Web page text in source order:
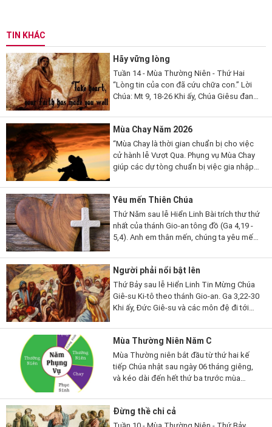
TIN KHÁC
Hãy vững lòng
Tuần 14 - Mùa Thường Niên - Thứ Hai
“Lòng tin của con đã cứu chữa con.” Lời
Chúa: Mt 9, 18-26 Khi ấy, Chúa Giêsu đang
mà thưa...
Mùa Chay Năm 2026
“Mùa Chay là thời gian chuẩn bị cho việc
cử hành lễ Vượt Qua. Phụng vụ Mùa Chay
giúp các dự tòng chuẩn bị việc gia nhập
Chay cũng là thời gian...
Yêu mến Thiên Chúa
Thứ Năm sau lễ Hiển Linh Bài trích thư thứ
nhất của thánh Gio-an tông đồ (Ga 4,19 -
5,4). Anh em thân mến, chúng ta yêu mến
chúng ta trước. Nếu...
Người phải nổi bật lên
Thứ Bảy sau lễ Hiển Linh Tin Mừng Chúa
Giê-su Ki-tô theo thánh Gio-an. Ga 3,22-30
Khi ấy, Đức Giê-su và các môn đệ đi tới
ông và làm phép rửa. Còn...
Mùa Thường Niên Năm C
Mùa Thường niên bắt đầu từ thứ hai kế
tiếp Chúa nhật sau ngày 06 tháng giêng,
và kéo dài đến hết thứ ba trước mùa
nhật lễ Hiện xuống và...
Đừng thề chi cả